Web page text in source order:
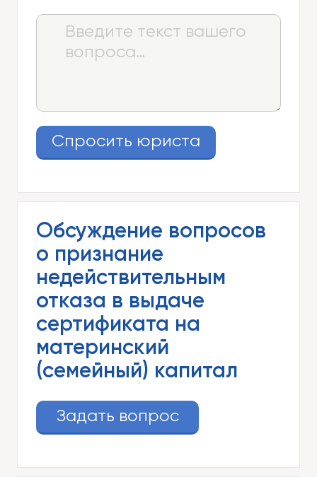
Спросить юриста
Обсуждение вопросов
о признание
недействительным
отказа в выдаче
сертификата на
материнский
(семейный) капитал
Задать вопрос